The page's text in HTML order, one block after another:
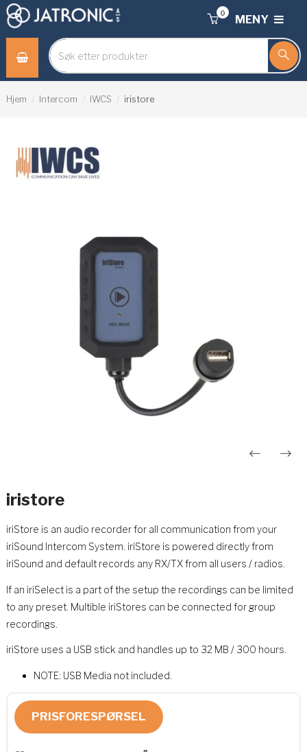
MENY
0
Hjem Intercom IWCS iristore
iristore
iriStore is an audio recorder for all communication from your
iriSound Intercom System. iriStore is powered directly from
iriSound and default records any RX/TX from all users / radios.
If an iriSelect is a part of the setup the recordings can be limited
to any preset. Multible iriStores can be connected for group
recordings.
iriStore uses a USB stick and handles up to 32 MB / 300 hours.
NOTE: USB Media not included.
PRISFORESPØRSEL